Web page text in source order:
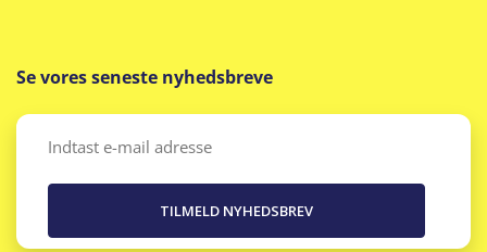
Se vores seneste nyhedsbreve
Email